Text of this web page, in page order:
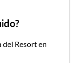
del Resort en